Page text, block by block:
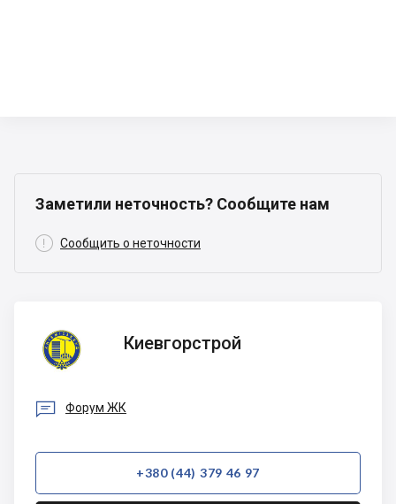
Заметили неточность? Сообщите нам
 Сообщить о неточности
Киевгорстрой
Киевгорстрой
 Форум ЖК
+380 (44) 379 46 97